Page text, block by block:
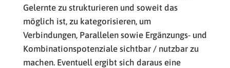
Gelernte zu strukturieren und soweit das
möglich ist, zu kategorisieren, um
Verbindungen, Parallelen sowie Ergänzungs- und
Kombinationspotenziale sichtbar / nutzbar zu
machen. Eventuell ergibt sich daraus eine